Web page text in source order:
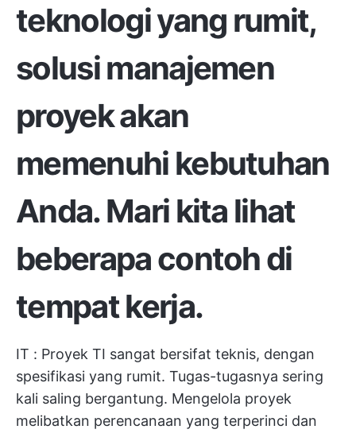
teknologi yang rumit,
solusi manajemen
proyek akan
memenuhi kebutuhan
Anda. Mari kita lihat
beberapa contoh di
tempat kerja.
IT : Proyek TI sangat bersifat teknis, dengan
spesifikasi yang rumit. Tugas-tugasnya sering
kali saling bergantung. Mengelola proyek
melibatkan perencanaan yang terperinci dan